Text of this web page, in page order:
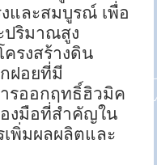
และสมบูรณ์ เพื่อ
ริมาณสูง
รงสร้างดิน
ฝอยที่มี
รออกฤทธิ์ฮิวมิค
งมือที่สำคัญใน
พิ่มผลผลิตและ